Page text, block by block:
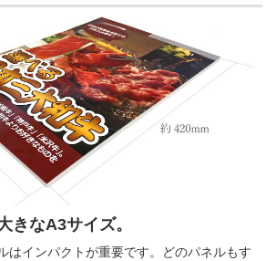
きなA3サイズ。
はインパクトが重要です。どのパネルもす